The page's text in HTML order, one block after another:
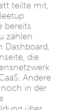
teilte mit,
bereits
zählen
Dashboard,
die
Andere
in der